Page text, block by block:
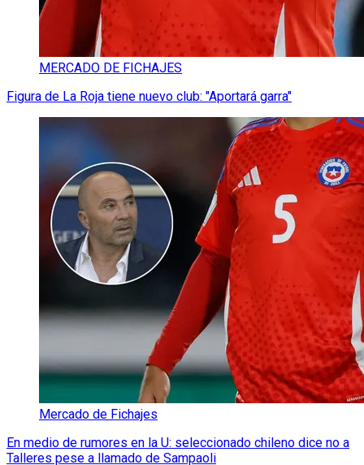
MERCADO DE FICHAJES
Figura de La Roja tiene nuevo club: "Aportará garra"
Mercado de Fichajes
En medio de rumores en la U: seleccionado chileno dice no a
Talleres pese a llamado de Sampaoli